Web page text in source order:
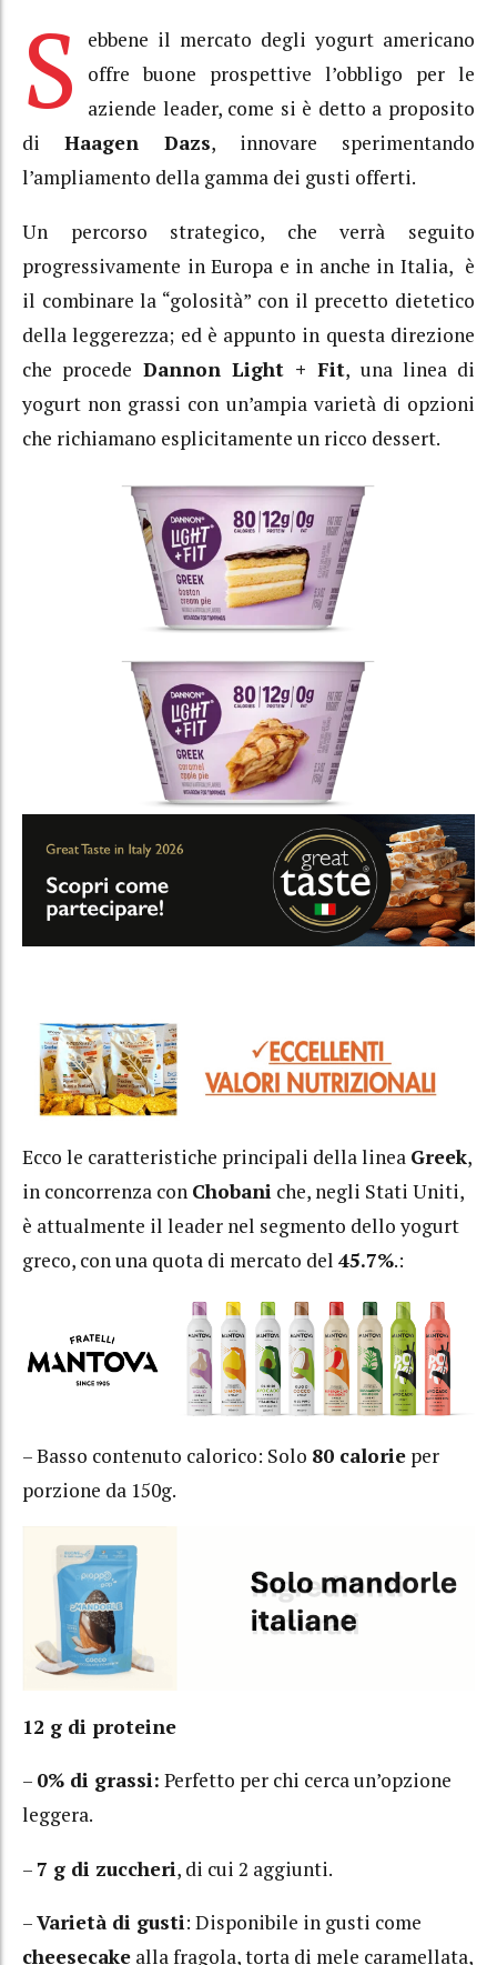
S
ebbene il mercato degli yogurt americano
offre buone prospettive l’obbligo per le
aziende leader, come si è detto a proposito
di Haagen Dazs, innovare sperimentando
l’ampliamento della gamma dei gusti offerti.
Un percorso strategico, che verrà seguito
progressivamente in Europa e in anche in Italia, è
il combinare la “golosità” con il precetto dietetico
della leggerezza; ed è appunto in questa direzione
che procede Dannon Light + Fit, una linea di
yogurt non grassi con un’ampia varietà di opzioni
che richiamano esplicitamente un ricco dessert.
Ecco le caratteristiche principali della linea Greek,
in concorrenza con Chobani che, negli Stati Uniti,
è attualmente il leader nel segmento dello yogurt
greco, con una quota di mercato del 45.7%.:
– Basso contenuto calorico: Solo 80 calorie per
porzione da 150g.
12 g di proteine
– 0% di grassi: Perfetto per chi cerca un’opzione
leggera.
–7 g di zuccheri, di cui 2 aggiunti.
–Varietà di gusti: Disponibile in gusti come
cheesecake alla fragola, torta di mele caramellata,